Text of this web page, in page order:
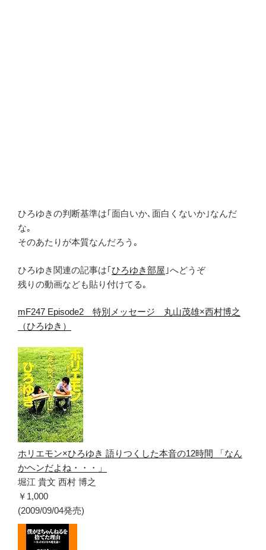
ひろゆきの判断基準は｢面白いか､面白くないか｣なんだ
な｡
そのあたりが本質なんだろう｡
ひろゆき関連の記事は｢ひろゆき部屋 ｣へどうぞ
残りの動画なども貼り付けてる｡
mF247 Episode2 特別メッセージ 丸山茂雄×西村博之
（ひろゆき）
ホリエモン×ひろゆき 語りつくした本音の12時間 「なん
かヘンだよね・・・」
堀江 貴文 西村 博之
￥1,000
(2009/09/04発売)